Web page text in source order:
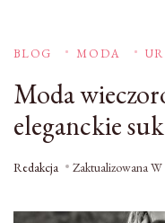
BLOG MODA
Moda
eleganckie
Redakcja Zaktualizowana